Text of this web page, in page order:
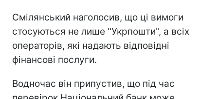
Смілянський наголосив, що ці вимоги
стосуються не лише ''Укрпошти'', а всіх
операторів, які надають відповідні
фінансові послуги.
Водночас він припустив, що під час